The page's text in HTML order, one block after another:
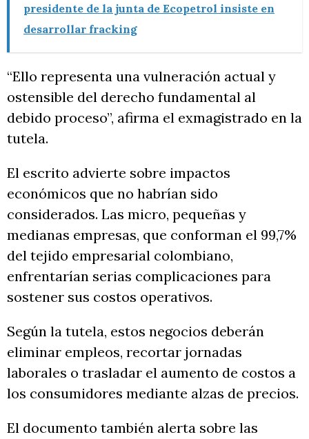
presidente de la junta de Ecopetrol insiste en
desarrollar fracking
“Ello representa una vulneración actual y
ostensible del derecho fundamental al
debido proceso”, afirma el exmagistrado en la
tutela.
El escrito advierte sobre impactos
económicos que no habrían sido
considerados. Las micro, pequeñas y
medianas empresas, que conforman el 99,7%
del tejido empresarial colombiano,
enfrentarían serias complicaciones para
sostener sus costos operativos.
Según la tutela, estos negocios deberán
eliminar empleos, recortar jornadas
laborales o trasladar el aumento de costos a
los consumidores mediante alzas de precios.
El documento también alerta sobre las